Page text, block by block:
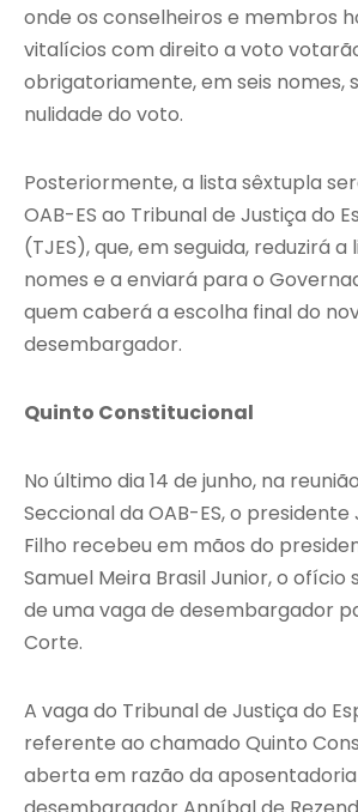
onde os conselheiros e membros
vitalícios com direito a voto
obrigatoriamente, em seis nomes,
nulidade do voto.
Posteriormente, a lista sêxtupla
OAB-ES ao Tribunal de Justiça do
(TJES), que, em seguida, reduzirá
nomes e a enviará para o
quem caberá a escolha final do
desembargador.
Quinto Constitucional
No último dia 14 de junho, na
Seccional da OAB-ES, o presidente
Filho recebeu em mãos do
Samuel Meira Brasil Junior, o
de uma vaga de desembargador
Corte.
A vaga do Tribunal de Justiça do
referente ao chamado Quinto
aberta em razão da